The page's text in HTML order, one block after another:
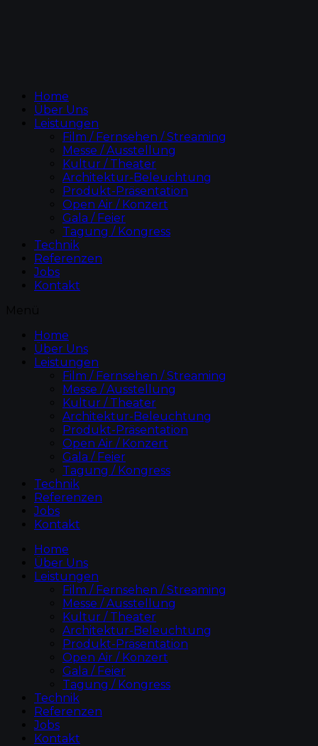
Home
Über Uns
Leistungen
Film / Fernsehen / Streaming
Messe / Ausstellung
Kultur / Theater
Architektur-Beleuchtung
Produkt-Präsentation
Open Air / Konzert
Gala / Feier
Tagung / Kongress
Technik
Referenzen
Jobs
Kontakt
Home
Über Uns
Leistungen
Film / Fernsehen / Streaming
Messe / Ausstellung
Kultur / Theater
Architektur-Beleuchtung
Produkt-Präsentation
Open Air / Konzert
Gala / Feier
Tagung / Kongress
Technik
Referenzen
Jobs
Kontakt
Home
Über Uns
Leistungen
Film / Fernsehen / Streaming
Messe / Ausstellung
Kultur / Theater
Architektur-Beleuchtung
Produkt-Präsentation
Open Air / Konzert
Gala / Feier
Tagung / Kongress
Technik
Referenzen
Jobs
Kontakt